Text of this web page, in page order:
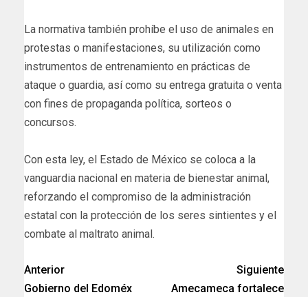
La normativa también prohíbe el uso de animales en
protestas o manifestaciones, su utilización como
instrumentos de entrenamiento en prácticas de
ataque o guardia, así como su entrega gratuita o venta
con fines de propaganda política, sorteos o
concursos.
Con esta ley, el Estado de México se coloca a la
vanguardia nacional en materia de bienestar animal,
reforzando el compromiso de la administración
estatal con la protección de los seres sintientes y el
combate al maltrato animal.
Anterior
Gobierno del Edoméx
Siguiente
Amecameca fortalece